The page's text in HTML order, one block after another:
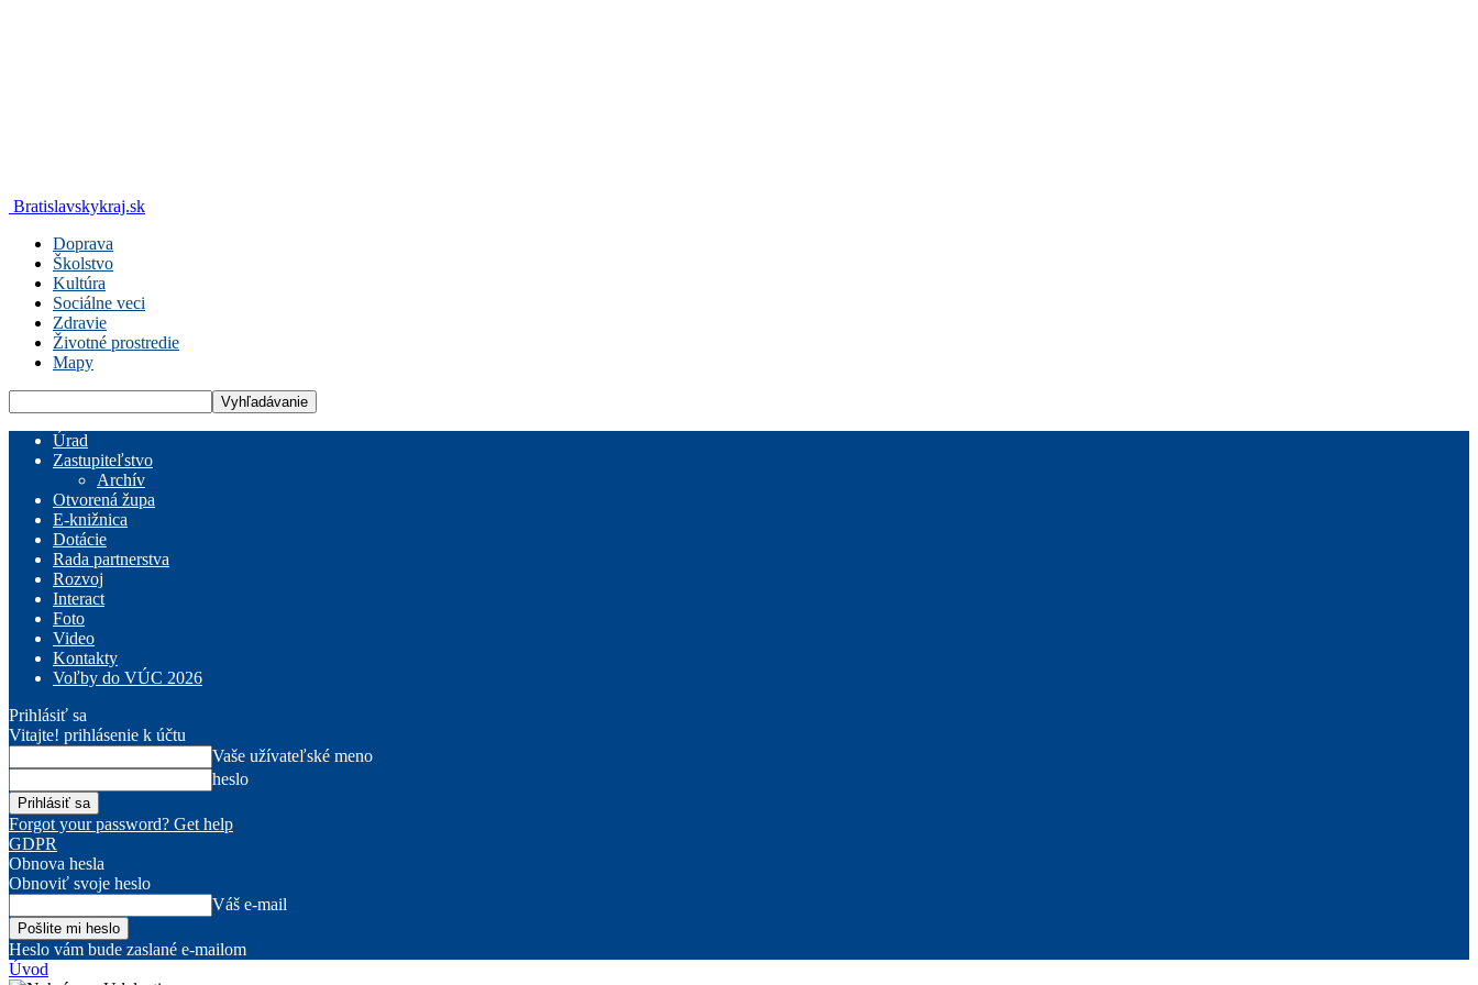
Bratislavskykraj.sk
Doprava
Školstvo
Kultúra
Sociálne veci
Zdravie
Životné prostredie
Mapy
Úrad
Zastupiteľstvo
Archív
Otvorená župa
E-knižnica
Dotácie
Rada partnerstva
Rozvoj
Interact
Foto
Video
Kontakty
Voľby do VÚC 2026
Prihlásiť sa
Vitajte! prihlásenie k účtu
Vaše užívateľské meno
heslo
Forgot your password? Get help
GDPR
Obnova hesla
Obnoviť svoje heslo
Váš e-mail
Heslo vám bude zaslané e-mailom
Úvod